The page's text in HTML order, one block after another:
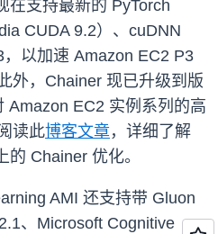
在支持最新的 PyTorch
CUDA 9.2）、cuDNN
以加速 Amazon EC2 P3
外，Chainer 现已升级到版
Amazon EC2 实例系列的高
读此博客文章，详细了解
Chainer 优化。
AMI 还支持带 Gluon
、Microsoft Cognitive